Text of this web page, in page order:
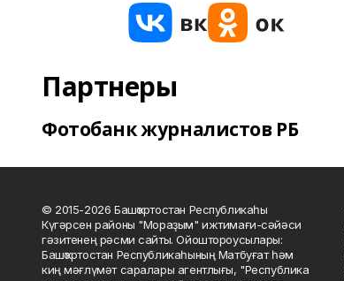
Партнеры
Фотобанк журналистов РБ
© 2015-2026 Башҡортостан Республикаһы
Күгәрсен районы "Мораҙым" ижтимағи-сәйәси
гәзитенең рәсми сайты. Ойоштороусылары:
Башҡортостан Республикаһының Матбуғат һәм
киң мәғлүмәт саралары агентлығы, "Республика